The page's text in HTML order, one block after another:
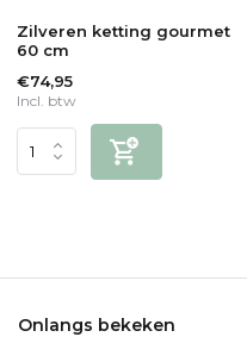
Zilveren ketting gourmet
60 cm
€74,95
Incl. btw
Onlangs bekeken